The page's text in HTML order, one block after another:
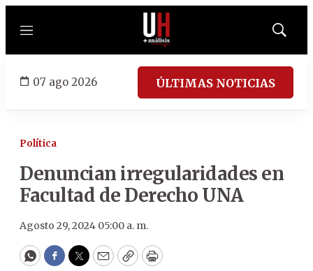
Menú
Mostrar
07 ago 2026 ÚLTIMAS NOTICIAS
Política
Denuncian irregularidades en
Facultad de Derecho UNA
Agosto 29, 2024 05:00 a. m.
WhatsApp
Facebook
Twitter
EmailCopyPrint